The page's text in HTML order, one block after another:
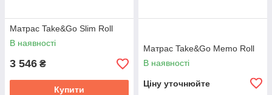
Матрас Take&Go Slim Roll
В наявності
3 546 ₴
Купити
Матрас Take&Go Memo Roll
В наявності
Ціну уточнюйте